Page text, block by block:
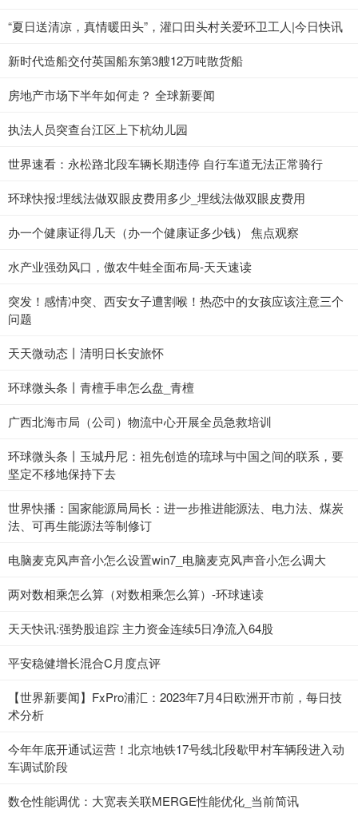
“夏日送清凉，真情暖田头”，灌口田头村关爱环卫工人|今日快讯
新时代造船交付英国船东第3艘12万吨散货船
房地产市场下半年如何走？ 全球新要闻
执法人员突查台江区上下杭幼儿园
世界速看：永松路北段车辆长期违停 自行车道无法正常骑行
环球快报:埋线法做双眼皮费用多少_埋线法做双眼皮费用
办一个健康证得几天（办一个健康证多少钱） 焦点观察
水产业强劲风口，傲农牛蛙全面布局-天天速读
突发！感情冲突、西安女子遭割喉！热恋中的女孩应该注意三个
问题
天天微动态丨清明日长安旅怀
环球微头条丨青檀手串怎么盘_青檀
广西北海市局（公司）物流中心开展全员急救培训
环球微头条丨玉城丹尼：祖先创造的琉球与中国之间的联系，要
坚定不移地保持下去
世界快播：国家能源局局长：进一步推进能源法、电力法、煤炭
法、可再生能源法等制修订
电脑麦克风声音小怎么设置win7_电脑麦克风声音小怎么调大
两对数相乘怎么算（对数相乘怎么算）-环球速读
天天快讯:强势股追踪 主力资金连续5日净流入64股
平安稳健增长混合C月度点评
【世界新要闻】FxPro浦汇：2023年7月4日欧洲开市前，每日技
术分析
今年年底开通试运营！北京地铁17号线北段歇甲村车辆段进入动
车调试阶段
数仓性能调优：大宽表关联MERGE性能优化_当前简讯